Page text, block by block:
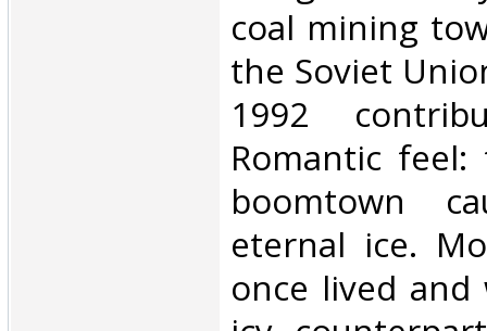
coal mining
the Soviet
1992
Romantic
boomtown
eternal ice.
once lived